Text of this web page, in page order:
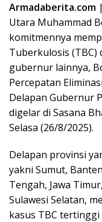
c
e
o
o
k
i
t
e
r
n
k
e
d
I
n
Armadaberita.com
Utara Muhammad
komitmennya
Tuberkulosis (TBC)
gubernur lainnya,
Percepatan
Delapan Gubernur
digelar di Sasana
Selasa (26/8/2025).
Delapan provinsi
yakni Sumut,
Tengah, Jawa
Sulawesi Selatan,
kasus TBC tertinggi